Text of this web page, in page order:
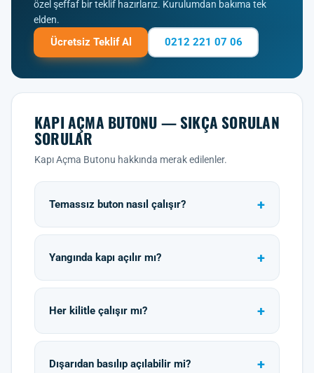
özel şeffaf bir teklif hazırlarız. Kurulumdan bakıma tek
elden.
Ücretsiz Teklif Al 0212 221 07 06
KAPI AÇMA BUTONU — SIKÇA SORULAN
SORULAR
Kapı Açma Butonu hakkında merak edilenler.
Temassız buton nasıl çalışır?
Yangında kapı açılır mı?
Her kilitle çalışır mı?
Dışarıdan basılıp açılabilir mi?